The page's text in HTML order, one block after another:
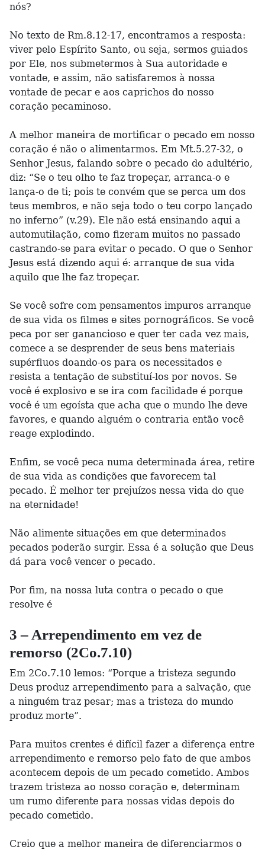
nós?
No texto de Rm.8.12-17, encontramos a resposta:
viver pelo Espírito Santo, ou seja, sermos guiados
por Ele, nos submetermos à Sua autoridade e
vontade, e assim, não satisfaremos à nossa
vontade de pecar e aos caprichos do nosso
coração pecaminoso.
A melhor maneira de mortificar o pecado em nosso
coração é não o alimentarmos. Em Mt.5.27-32, o
Senhor Jesus, falando sobre o pecado do adultério,
diz: “Se o teu olho te faz tropeçar, arranca-o e
lança-o de ti; pois te convém que se perca um dos
teus membros, e não seja todo o teu corpo lançado
no inferno” (v.29). Ele não está ensinando aqui a
automutilação, como fizeram muitos no passado
castrando-se para evitar o pecado. O que o Senhor
Jesus está dizendo aqui é: arranque de sua vida
aquilo que lhe faz tropeçar.
Se você sofre com pensamentos impuros arranque
de sua vida os filmes e sites pornográficos. Se você
peca por ser ganancioso e quer ter cada vez mais,
comece a se desprender de seus bens materiais
supérfluos doando-os para os necessitados e
resista a tentação de substituí-los por novos. Se
você é explosivo e se ira com facilidade é porque
você é um egoísta que acha que o mundo lhe deve
favores, e quando alguém o contraria então você
reage explodindo.
Enfim, se você peca numa determinada área, retire
de sua vida as condições que favorecem tal
pecado. É melhor ter prejuízos nessa vida do que
na eternidade!
Não alimente situações em que determinados
pecados poderão surgir. Essa é a solução que Deus
dá para você vencer o pecado.
Por fim, na nossa luta contra o pecado o que
resolve é
3 – Arrependimento em vez de
remorso (2Co.7.10)
Em 2Co.7.10 lemos: “Porque a tristeza segundo
Deus produz arrependimento para a salvação, que
a ninguém traz pesar; mas a tristeza do mundo
produz morte”.
Para muitos crentes é difícil fazer a diferença entre
arrependimento e remorso pelo fato de que ambos
acontecem depois de um pecado cometido. Ambos
trazem tristeza ao nosso coração e, determinam
um rumo diferente para nossas vidas depois do
pecado cometido.
Creio que a melhor maneira de diferenciarmos o